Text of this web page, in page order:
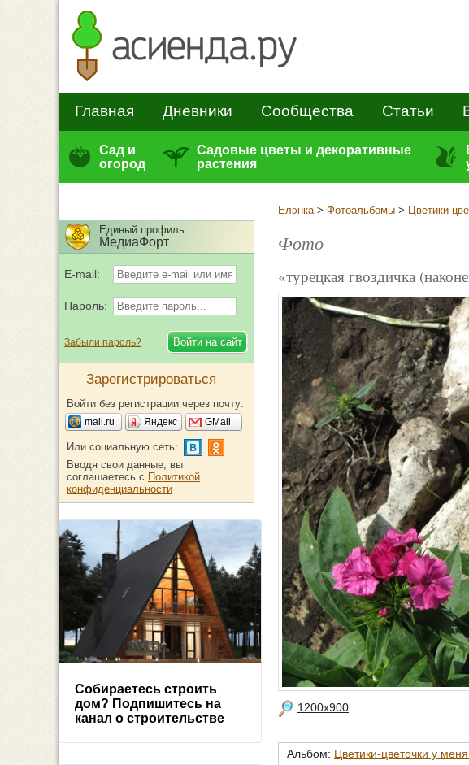
Главная Дневники Сообщества Статьи
Сад и
огород
Садовые цветы и декоративные
растения
Елэнка> Фотоальбомы > Цветики-
Фото
«турецкая гвоздичка
1200x900
Альбом: Цветики-цветочки у
Единый профиль
МедиаФорт
E-mail:
Пароль:
Забыли пароль?
Зарегистрироваться
Войти без регистрации через почту:
mail.ru Яндекс GMail
Или социальную сеть:
Вводя свои данные, вы
соглашаетесь с Политикой
конфиденциальности
Собираетесь строить
дом? Подпишитесь на
канал о строительстве